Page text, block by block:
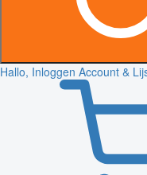
Hallo, Inloggen Account &